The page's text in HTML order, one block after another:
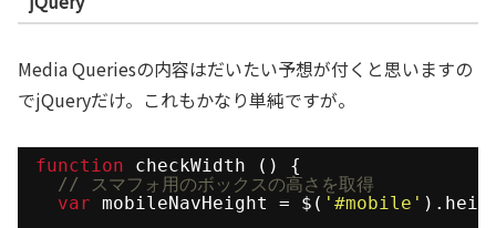
Media Queriesの内容はだいたい予想が付くと思いますの
でjQueryだけ。これもかなり単純ですが。
function
checkWidth () {
// スマフォ用のボックスの高さを取得
var mobileNavHeight = $( '#mobile'